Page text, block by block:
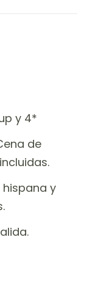
y 4*
de
y